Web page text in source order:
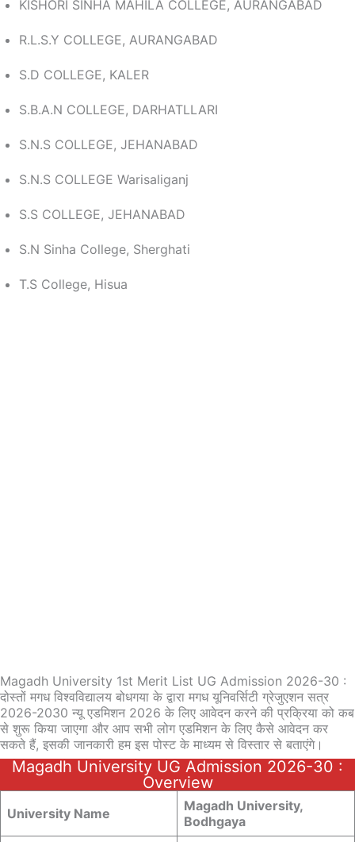
KISHORI SINHA MAHILA COLLEGE, AURANGABAD
R.L.S.Y COLLEGE, AURANGABAD
S.D COLLEGE, KALER
S.B.A.N COLLEGE, DARHATLLARI
S.N.S COLLEGE, JEHANABAD
S.N.S COLLEGE Warisaliganj
S.S COLLEGE, JEHANABAD
S.N Sinha College, Sherghati
T.S College, Hisua
Magadh University 1st Merit List UG Admission 2026-30 :
दोस्तों मगध विश्वविद्यालय बोधगया के द्वारा मगध यूनिवर्सिटी ग्रेजुएशन सत्र
2026-2030 न्यू एडमिशन 2026 के लिए आवेदन करने की प्रक्रिया को कब
से शुरू किया जाएगा और आप सभी लोग एडमिशन के लिए कैसे आवेदन कर
सकते हैं, इसकी जानकारी हम इस पोस्ट के माध्यम से विस्तार से बताएंगे।
Magadh University UG Admission 2026-30 :
Overview
University Name
Magadh University,
Bodhgaya